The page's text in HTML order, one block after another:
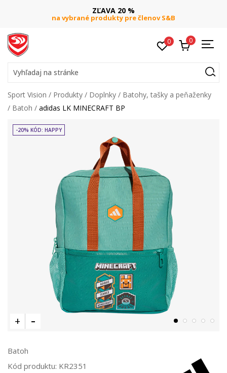
ZĽAVA 20 %
na vybrané produkty pre členov S&B
0 0
Vyhľadaj na stránke
Sport Vision Produkty Doplnky
Batohy, tašky a peňaženky
Batoh
adidas LK MINECRAFT BP
-20% KÓD: HAPPY
Batoh
Kód produktu: KR2351